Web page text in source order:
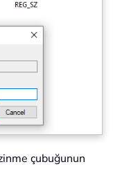
çubuğunun